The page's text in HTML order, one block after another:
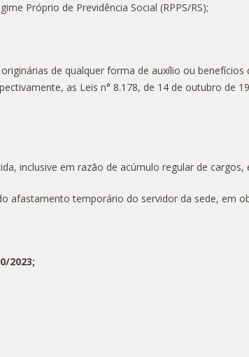
Próprio de Previdência Social (RPPS/RS);
de qualquer forma de auxílio ou benefícios
as Leis n° 8.178, de 14 de outubro de
inclusive em razão de acúmulo regular de cargos,
afastamento temporário do servidor da sede, em
2023;